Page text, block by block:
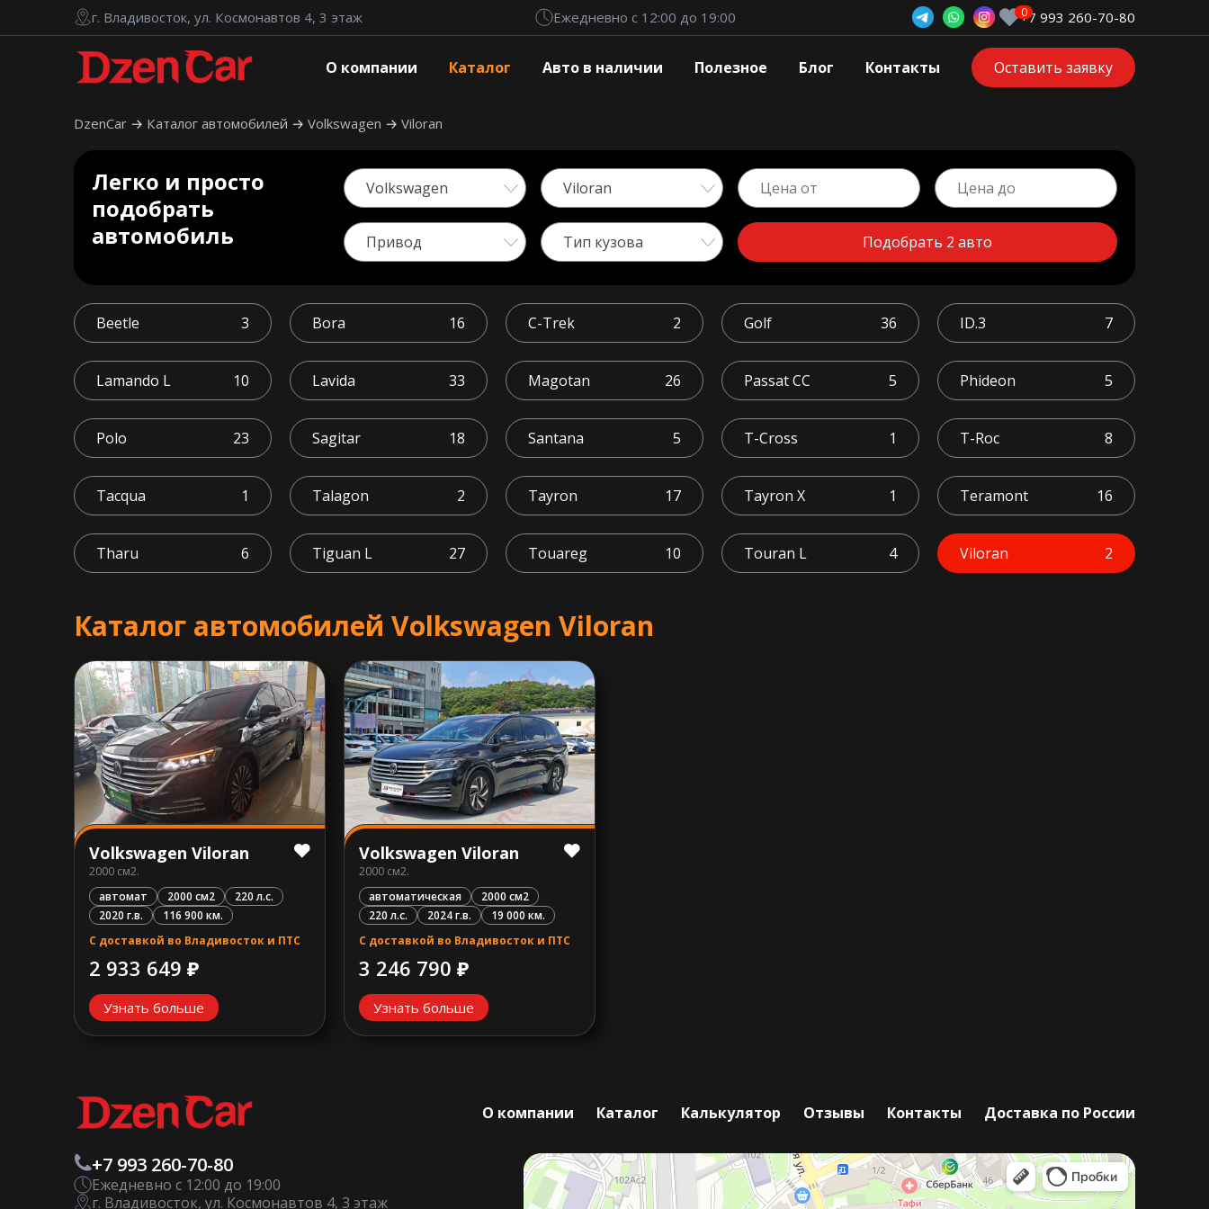
г. Владивосток, ул. Космонавтов 4, 3 этаж Ежедневно с 12:00 до 19:00 +7 993 260-70-80
О компании Каталог Авто в наличии Полезное Блог Контакты Оставить заявку
DzenCar Каталог автомобилей Volkswagen Viloran
Легко и просто
подобрать
автомобиль
Volkswagen Viloran
Привод Тип кузова Подобрать 2 авто
Beetle 3 Bora 16 C-Trek 2 Golf 36 ID.3 7
Lamando L 10 Lavida 33 Magotan 26 Passat CC 5 Phideon 5
Polo 23 Sagitar 18 Santana 5 T-Cross 1 T-Roc 8
Tacqua 1 Talagon 2 Tayron 17 Tayron X 1 Teramont 16
Tharu 6 Tiguan L 27 Touareg 10 Touran L 4 Viloran 2
Каталог автомобилей Volkswagen Viloran
Volkswagen Viloran
2000 см2.
автомат
2000 см2
220 л.с.
2020 г.в.
116 900 км.
С доставкой во Владивосток и ПТС
2 933 649 ₽
Узнать больше
Volkswagen Viloran
2000 см2.
автоматическая
2000 см2
220 л.с.
2024 г.в.
19 000 км.
С доставкой во Владивосток и ПТС
3 246 790 ₽
Узнать больше
О компании Каталог Калькулятор Отзывы Контакты Доставка по России
+7 993 260-70-80
Ежедневно с 12:00 до 19:00
г. Владивосток, ул. Космонавтов 4, 3 этаж